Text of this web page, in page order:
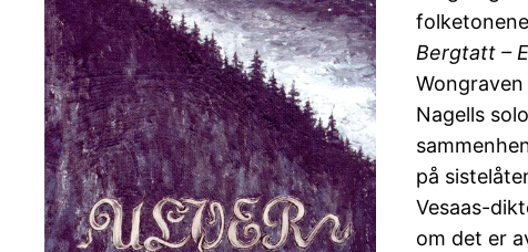
Bergtatt –
Wongraven
Nagells
på
Vesaas-
om det er